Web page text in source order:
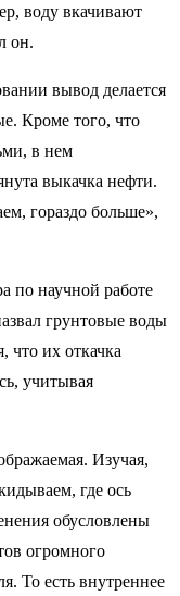
воду вкачивают
он.
вывод делается
Кроме того, что
в нем
выкачка нефти.
гораздо больше»,
по научной работе
грунтовые воды
что их откачка
учитывая
Изучая,
где ось
обусловлены
огромного
То есть внутреннее